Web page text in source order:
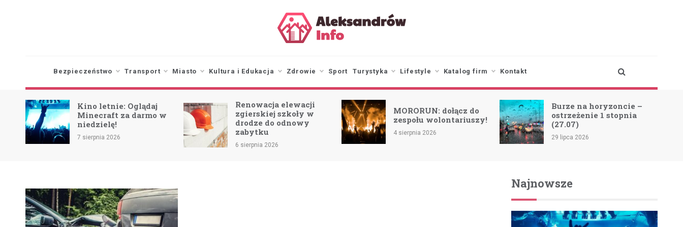
Bezpieczeństwo Transport Miasto Kultura i Edukacja Zdrowie Sport Turystyka Lifestyle Katalog firm Kontakt
Kino letnie: Oglądaj
Minecraft za darmo w
niedzielę!
7 sierpnia 2026
Renowacja elewacji
zgierskiej szkoły w
drodze do odnowy
zabytku
6 sierpnia 2026
MORORUN: dołącz do
zespołu wolontariuszy!
4 sierpnia 2026
Burze na horyzoncie –
ostrzeżenie 1 stopnia
(27.07)
29 lipca 2026
Najnowsze